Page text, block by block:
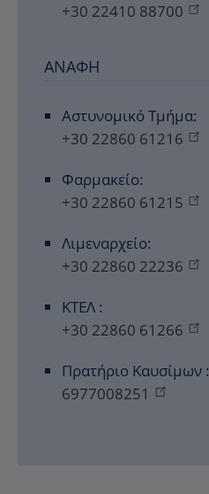
+30 22410 88700
ΑΝΆΦΗ
Αστυνομικό Τμήμα:
+30 22860 61216
Φαρμακείο:
+30 22860 61215
Λιμεναρχείο:
+30 22860 22236
ΚΤΕΛ :
+30 22860 61266
Πρατήριο Καυσίμων :
6977008251